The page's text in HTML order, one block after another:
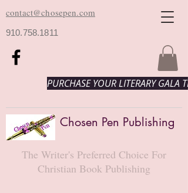
contact@chosepen.com
910.758.1811
PURCHASE YOUR LITERARY GALA
Chosen Pen Publishing
The Writer's Preferred Choice For
Christian Book Publishing